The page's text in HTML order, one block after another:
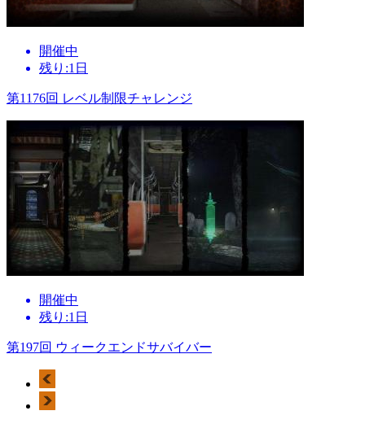
開催中
残り:1日
第1176回 レベル制限チャレンジ
開催中
残り:1日
第197回 ウィークエンドサバイバー